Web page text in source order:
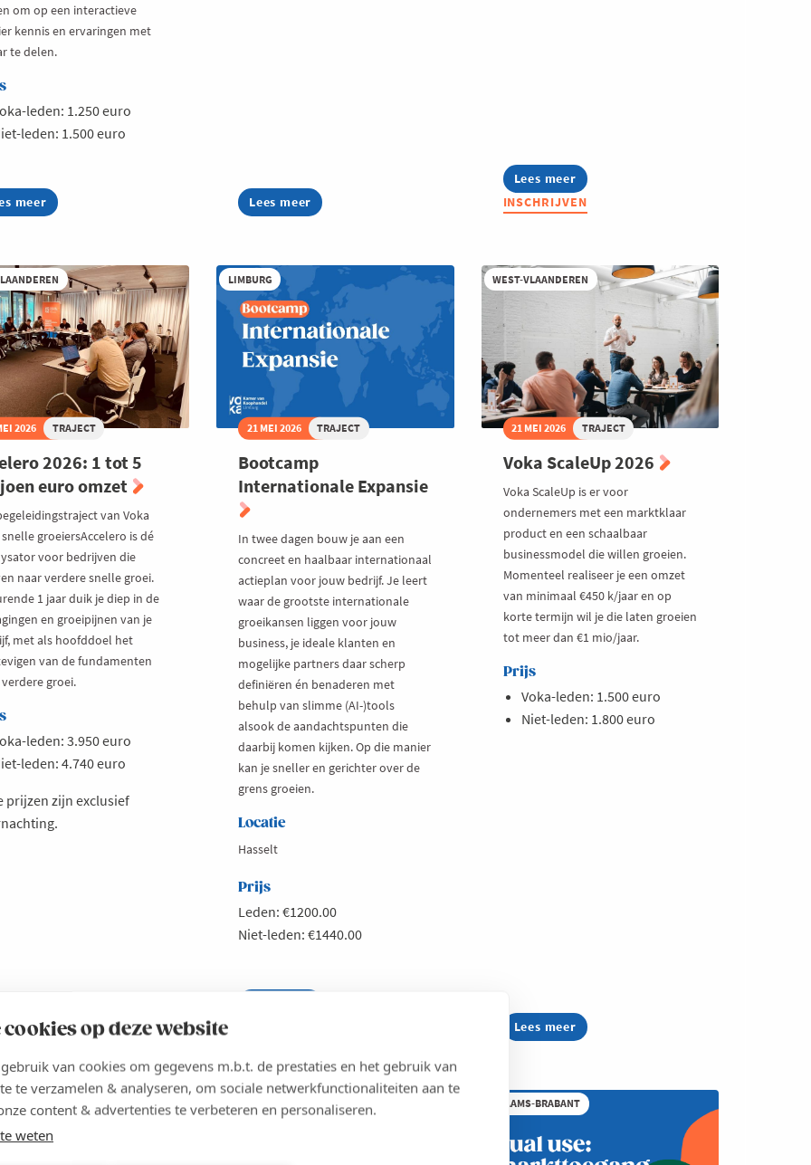
cookies op deze website
van cookies om gegevens m.b.t. de prestaties en het gebruik van
te verzamelen & analyseren, om sociale netwerkfunctionaliteiten aan te
content & advertenties te verbeteren en personaliseren.
weten
om op een interactieve
kennis en ervaringen met
te delen.
leden: 1.250 euro
leden: 1.500 euro
meer Lees meer
about
The
Change
&
People
Lees meer
about
Energy
Leaders
INSCHRIJVEN
2026 TRAJECT
2026: 1 tot 5
euro omzet
van Voka
groeiersAccelero is dé
voor bedrijven die
naar verdere snelle groei.
1 jaar duik je diep in de
en groeipijnen van je
met als hoofddoel het
van de fundamenten
groei.
leden: 3.950 euro
leden: 4.740 euro
prijzen zijn exclusief
meer
LIMBURG
21 MEI 2026 TRAJECT
Bootcamp
Internationale Expansie
In twee dagen bouw je aan een
concreet en haalbaar internationaal
actieplan voor jouw bedrijf. Je leert
waar de grootste internationale
groeikansen liggen voor jouw
business, je ideale klanten en
mogelijke partners daar scherp
definiëren én benaderen met
behulp van slimme (AI-)tools
alsook de aandachtspunten die
daarbij komen kijken. Op die manier
kan je sneller en gerichter over de
grens groeien.
Locatie
Hasselt
Prijs
Leden: €1200.00
Niet-leden: €1440.00
WEST-VLAANDEREN
21 MEI 2026 TRAJECT
Voka ScaleUp 2026
Voka ScaleUp is er voor
ondernemers met een marktklaar
product en een schaalbaar
businessmodel die willen groeien.
Momenteel realiseer je een omzet
van minimaal €450 k/jaar en op
korte termijn wil je die laten groeien
tot meer dan €1 mio/jaar.
Prijs
Voka-leden: 1.500 euro
Niet-leden: 1.800 euro
Lees meer
about
Voka
KEMPEN
WEST-VLAANDEREN VLAAMS-BRABANT